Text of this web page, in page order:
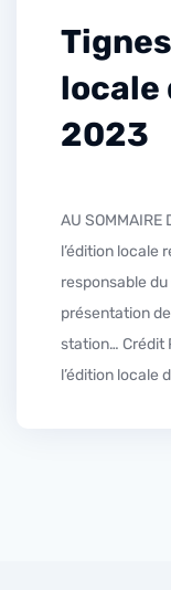
locale
2023
AU SOMMAIRE DE L’ÉDITION LOCALE – Ce jeudi dans
l’édition locale
responsable
présentation
station… Crédit
l’édition locale